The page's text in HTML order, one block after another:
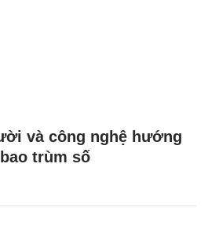
và công nghệ hướng
trùm số